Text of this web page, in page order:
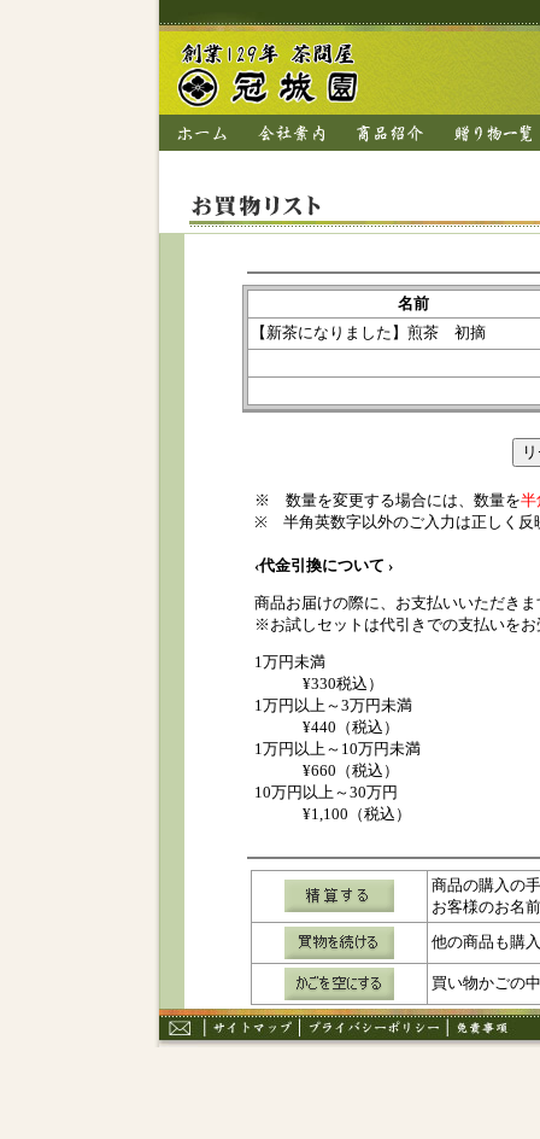
名前
【新茶になりました】煎茶 初摘
※ 数量を変更する場合には、数量を半
※ 半角英数字以外のご入力は正しく反
‹代金引換について ›
商品お届けの際に、お支払いいただき
※お試しセットは代引きでの支払いを
1万円未満
¥330税込）
1万円以上～3万円未満
¥440（税込）
1万円以上～10万円未満
¥660（税込）
10万円以上～30万円
¥1,100（税込）
商品の購入の
お客様のお名
他の商品も購
買い物かごの